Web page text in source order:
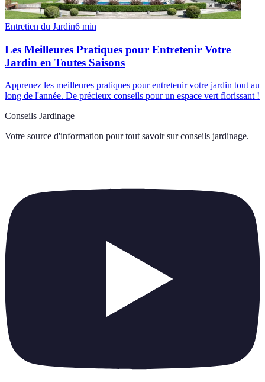
Entretien du Jardin6 min
Les Meilleures Pratiques pour Entretenir Votre
Jardin en Toutes Saisons
Apprenez les meilleures pratiques pour entretenir votre jardin tout au
long de l'année. De précieux conseils pour un espace vert florissant !
Conseils Jardinage
Votre source d'information pour tout savoir sur conseils jardinage.